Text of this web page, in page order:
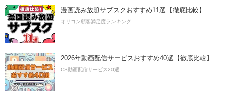
漫画読み放題サブスクおすすめ11選【徹底比較】
オリコン顧客満足度ランキング
2026年動画配信サービスおすすめ40選【徹底比較】
CS動画配信サービス20選